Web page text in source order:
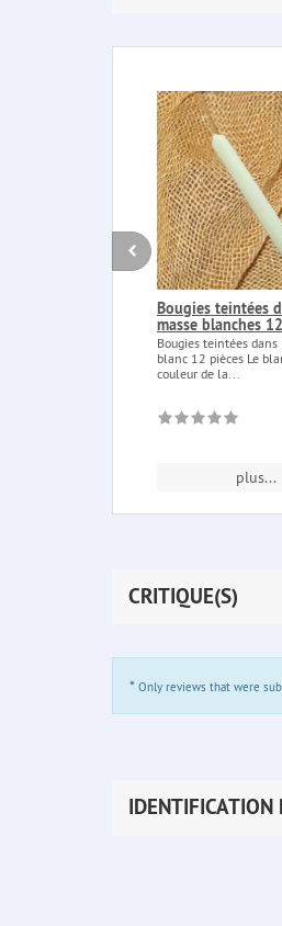
Bougies teintées
masse blanches
Bougies teintées dans
blanc 12 pièces Le
couleur de la...
plus...
CRITIQUE(S)
* Only reviews that were
IDENTIFICATION